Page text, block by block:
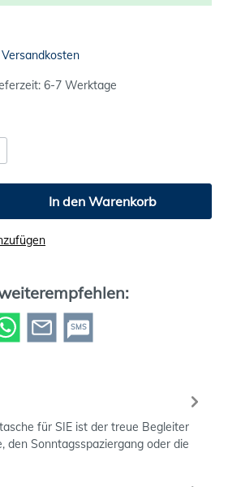
6-7 Werktage
In den Warenkorb
SMS
für SIE ist der treue Begleiter
den Sonntagsspaziergang oder die